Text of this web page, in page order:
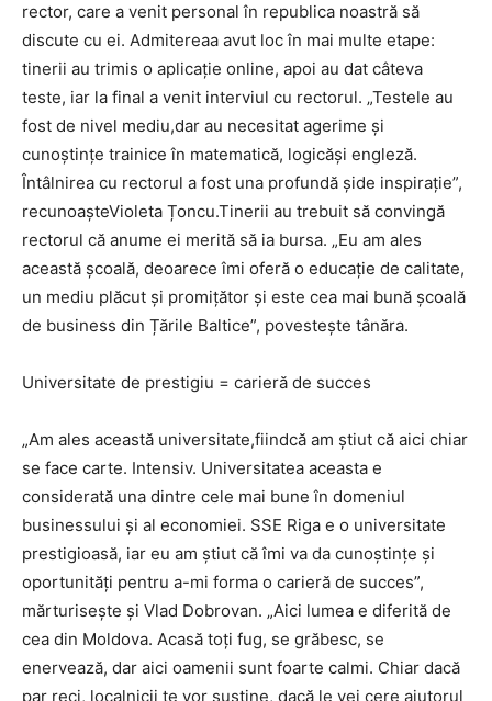
rector, care a venit personal în republica noastră să
discute cu ei. Admitereaa avut loc în mai multe etape:
tinerii au trimis o aplicație online, apoi au dat câteva
teste, iar la final a venit interviul cu rectorul. „Testele au
fost de nivel mediu,dar au necesitat agerime și
cunoștințe trainice în matematică, logicăși engleză.
Întâlnirea cu rectorul a fost una profundă șide inspirație”,
recunoașteVioleta Țoncu.Tinerii au trebuit să convingă
rectorul că anume ei merită să ia bursa. „Eu am ales
această școală, deoarece îmi oferă o educație de calitate,
un mediu plăcut și promițător și este cea mai bună școală
de business din Țările Baltice”, povestește tânăra.
Universitate de prestigiu = carieră de succes
„Am ales această universitate,fiindcă am știut că aici chiar
se face carte. Intensiv. Universitatea aceasta e
considerată una dintre cele mai bune în domeniul
businessului și al economiei. SSE Riga e o universitate
prestigioasă, iar eu am știut că îmi va da cunoștințe și
oportunități pentru a-mi forma o carieră de succes”,
mărturisește și Vlad Dobrovan. „Aici lumea e diferită de
cea din Moldova. Acasă toți fug, se grăbesc, se
enervează, dar aici oamenii sunt foarte calmi. Chiar dacă
par reci, localnicii te vor susține, dacă le vei cere ajutorul